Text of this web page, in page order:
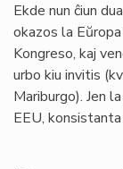
Ekde nun ĉiun
okazos la
Kongreso, kaj
urbo kiu invitis
Mariburgo). Jen
EEU,